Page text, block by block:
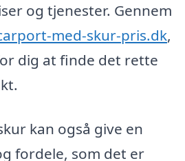
og tjenester. Gennem
med-skur-pris.dk,
dig at finde det rette
kan også give en
fordele, som det er